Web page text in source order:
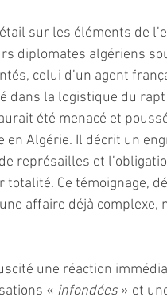
sur les éléments de
diplomates algériens
celui d’un agent
dans la logistique du
été menacé et
en Algérie. Il décrit un
représailles et
Ce témoignage,
affaire déjà
une réaction
« infondées » et